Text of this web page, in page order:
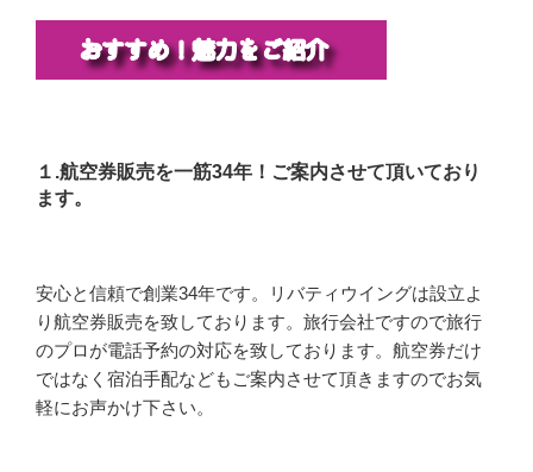
１.航空券販売を一筋34年！ご案内させて頂いており
ます。
安心と信頼で創業34年です。リバティウイングは設立よ
り航空券販売を致しております。旅行会社ですので旅行
のプロが電話予約の対応を致しております。航空券だけ
ではなく宿泊手配などもご案内させて頂きますのでお気
軽にお声かけ下さい。